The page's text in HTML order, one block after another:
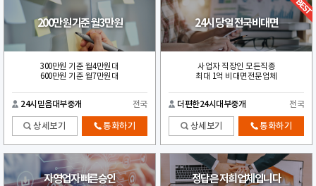
200만원 기준 월3만원
300만원 기준 월4만원대
600만원 기준 월7만원대
24시믿음대부중개 전국
상세보기 통화하기
24시 당일 전국비대면
사업자 직장인 모든직종
최대 1억 비대면전문업체
더편한24시대부중개 전국
상세보기 통화하기
자영업자 빠른승인 정답은 저희업체입니다